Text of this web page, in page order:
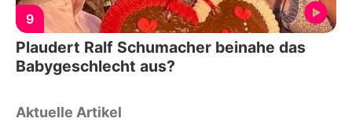
9
Plaudert Ralf Schumacher beinahe das
Babygeschlecht aus?
Aktuelle Artikel